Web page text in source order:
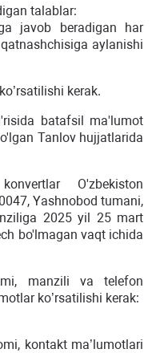
talablar:
javob beradigan har
aylanishi
kerak.
batafsil ma'lumot
Tanlov hujjatlarida
O'zbekiston
Yashnobod tumani,
2025 yil 25 mart
bo'lmagan vaqt ichida
manzili va telefon
ko’rsatilishi kerak:
kontakt ma’lumotlari